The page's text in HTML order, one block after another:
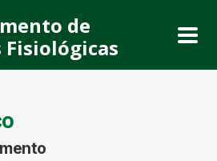
de
Fisiológicas